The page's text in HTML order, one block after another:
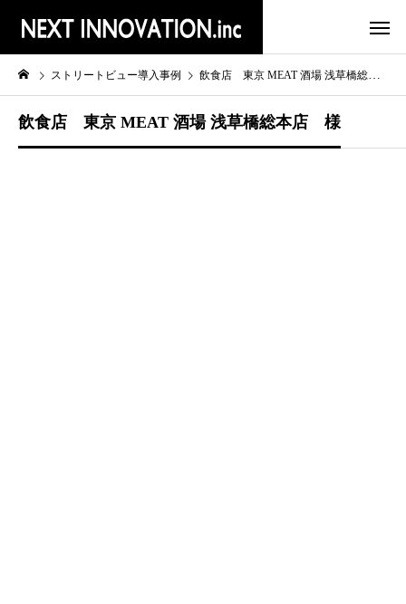
ストリートビュー導入事例 飲食店 東京 MEAT 酒場 浅草橋総本店 様
飲食店 東京 MEAT 酒場 浅草橋総本店 様